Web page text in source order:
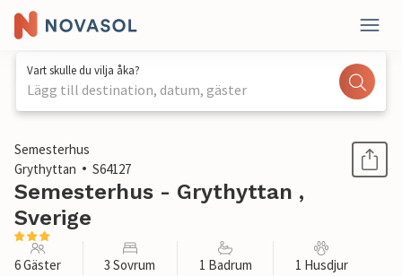
Vart skulle du vilja åka?
Lägg till destination, datum, gäster
1 / 24
Semesterhus
Grythyttan
S64127
Semesterhus - Grythyttan ,
Sverige
6 Gäster 3 Sovrum 1 Badrum 1 Husdjur